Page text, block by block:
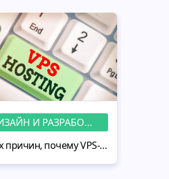
ВЕБ ДИЗАЙН И РАЗРАБОТКА
5 главных причин, почему VPS-хостинг — хороший выбор для вашего сайта MotoCMS